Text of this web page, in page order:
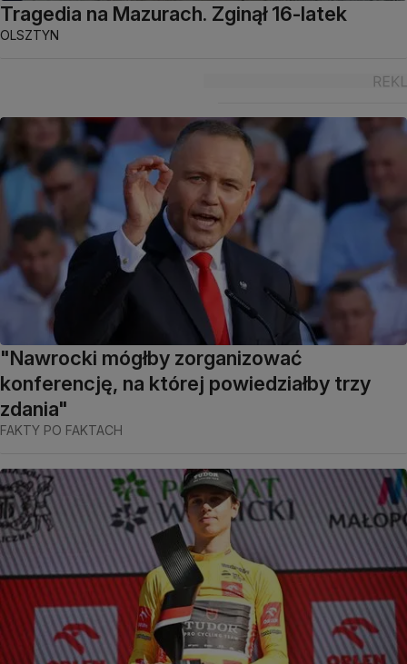
Tragedia na Mazurach. Zginął 16-latek
OLSZTYN
"Nawrocki mógłby zorganizować
konferencję, na której powiedziałby trzy
zdania"
FAKTY PO FAKTACH